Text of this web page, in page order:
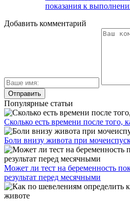
показания к
Добавить комментарий
Популярные статьи
Сколько есть времени после того,
Боли внизу живота при
Может ли тест на беременность
результат перед месячными